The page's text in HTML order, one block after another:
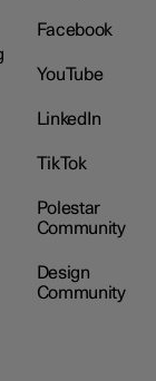
Facebook
YouTube
LinkedIn
TikTok
Polestar
Community
Design
Community